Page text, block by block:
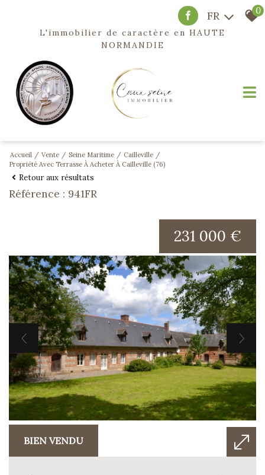
FR 0
L'immobilier de caractère en HAUTE
NORMANDIE
Accueil Vente Seine Maritime
Cailleville
Propriété Avec Terrasse À Acheter À Cailleville (76)
Retour aux résultats
Référence : 941FR
BIEN VENDU
231 000 €